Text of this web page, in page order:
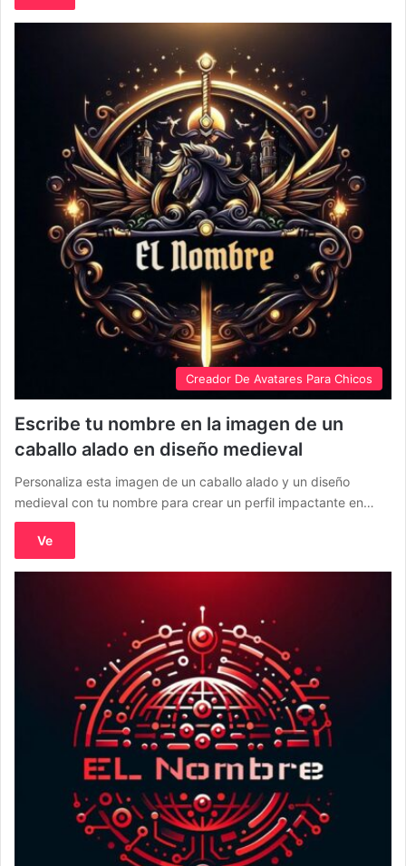
Creador De Avatares Para Chicos
Escribe tu nombre en la imagen de un
caballo alado en diseño medieval
Personaliza esta imagen de un caballo alado y un diseño
medieval con tu nombre para crear un perfil impactante en…
Ve